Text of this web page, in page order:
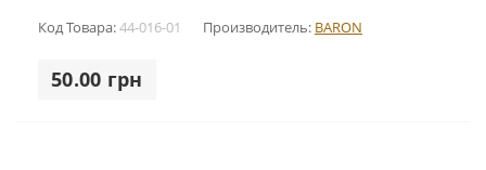
Код Товара:44-016-01 Производитель: BARON
50.00 грн